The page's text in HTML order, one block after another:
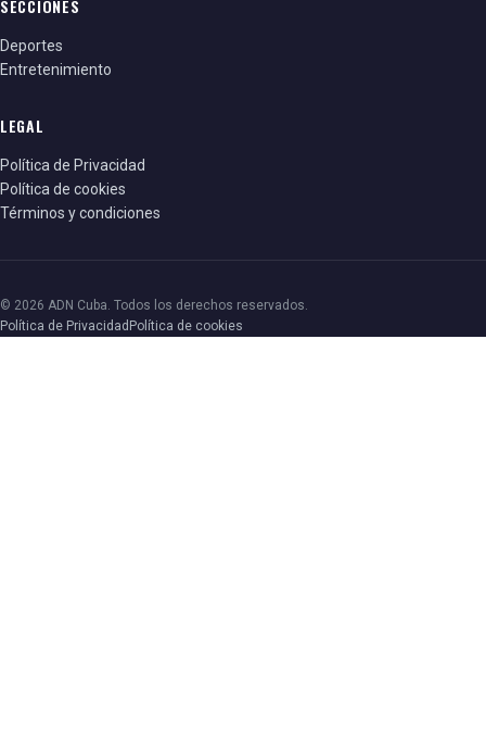
SECCIONES
Deportes
Entretenimiento
LEGAL
Política de Privacidad
Política de cookies
Términos y condiciones
© 2026 ADN Cuba. Todos los derechos reservados.
Política de Privacidad Política de cookies